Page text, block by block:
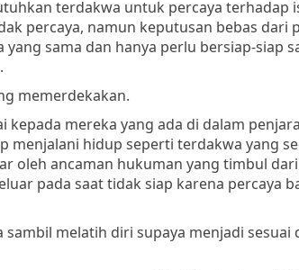
terdakwa untuk percaya terhadap
percaya, namun keputusan bebas dari
sama dan hanya perlu bersiap-siap
memerdekakan.
mereka yang ada di dalam
menjalani hidup seperti terdakwa yang
oleh ancaman hukuman yang timbul
pada saat tidak siap karena percaya
melatih diri supaya menjadi sesuai